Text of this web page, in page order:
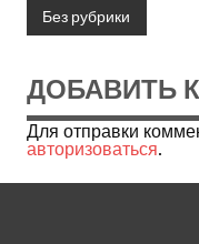
Без рубрики
ДОБАВИТЬ
Для отправки
авторизоваться.